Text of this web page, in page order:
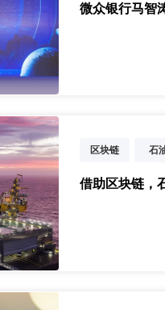
微众银行马智
区块链 石
借助区块链，